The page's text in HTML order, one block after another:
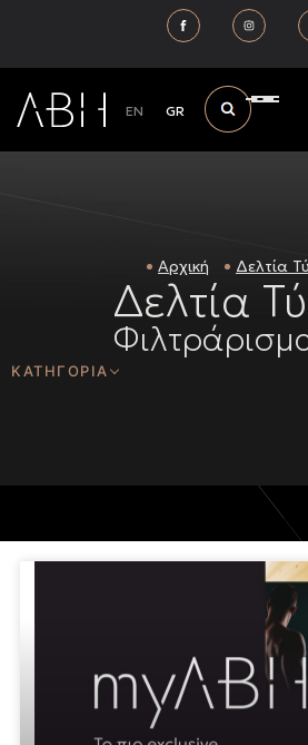
EN GR
Αρχική Δελτία
Δελτία
ΚΑΤΗΓΟΡΙΑ